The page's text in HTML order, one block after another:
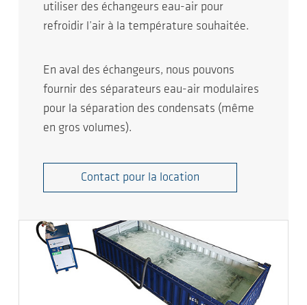
utiliser des échangeurs eau-air pour
refroidir l’air à la température souhaitée.
En aval des échangeurs, nous pouvons
fournir des séparateurs eau-air modulaires
pour la séparation des condensats (même
en gros volumes).
Contact pour la location